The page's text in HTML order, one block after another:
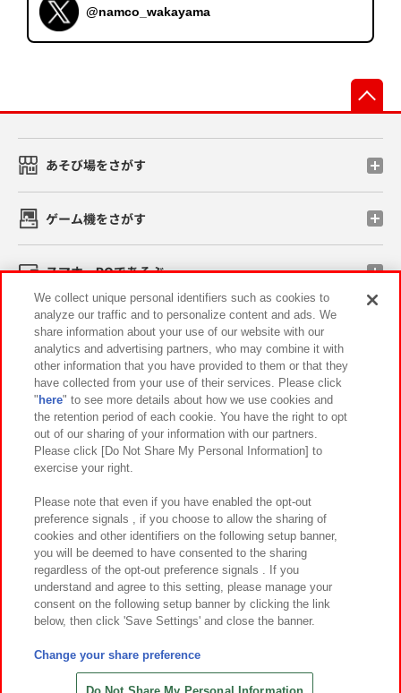
@namco_wakayama
あそび場をさがす
ゲーム機をさがす
スマホ・PCであそぶ
イベント・キャンペーン
関連会社 サステナビリティ サイトポリシー
プライバシーポリシー ウェブアクセシビリティ方針と検証結果
お取引先さまとともに
カスタマーハラスメント対応方針 よくあるご質問・お問い合わせ
©Bandai Namco Amusement Inc.
©Bandai Namco Amusement Lab Inc.
©HANAYASHIKI Co., Ltd. All Rights Reserved.
We collect unique personal identifiers such as cookies to
analyze our traffic and to personalize content and ads. We
share information about your use of our website with our
analytics and advertising partners, who may combine it with
other information that you have provided to them or that they
have collected from your use of their services. Please click
" here" to see more details about how we use cookies and
the retention period of each cookie. You have the right to opt
out of our sharing of your information with our partners.
Please click [Do Not Share My Personal Information] to
exercise your right.
Please note that even if you have enabled the opt-out
preference signals , if you choose to allow the sharing of
cookies and other identifiers on the following setup banner,
you will be deemed to have consented to the sharing
regardless of the opt-out preference signals . If you
understand and agree to this setting, please manage your
consent on the following setup banner by clicking the link
below, then click 'Save Settings' and close the banner.
Change your share preference